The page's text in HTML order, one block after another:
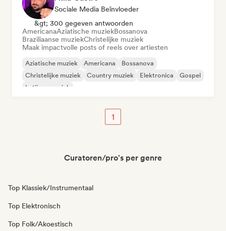
Sociale Media Beïnvloeder
&gt; 300 gegeven antwoorden
AmericanaAziatische muziekBossanova
Braziliaanse muziekChristelijke muziek
Maak impactvolle posts of reels over artiesten
Aziatische muziek Americana
Bossanova
Christelijke muziek
Country muziek Elektronica
Gospel
Latijnse muziek
1
Curatoren/pro's per genre
Top Klassiek/Instrumentaal
Top Elektronisch
Top Folk/Akoestisch